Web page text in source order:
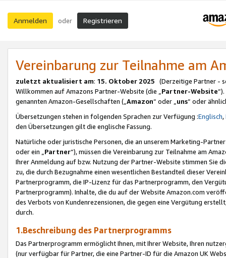
Anmelden oder Registrieren
Vereinbarung zur Teilnahme am
zuletzt aktualisiert am: 15. Oktober 2025 (Derzeitige Partner -
Willkommen auf Amazons Partner-Website (die „Partner-Website
genannten Amazon-Gesellschaften („Amazon“ oder „uns“ oder
Übersetzungen stehen in folgenden Sprachen zur Verfügung :Englisch,
den Übersetzungen gilt die englische Fassung.
Natürliche oder juristische Personen, die an unserem Marketing-
oder ein „Partner“), müssen die Vereinbarung zur Teilnahme am
Ihrer Anmeldung auf bzw. Nutzung der Partner-Website stimmen Sie
zu, die durch Bezugnahme einen wesentlichen Bestandteil dieser
Partnerprogramm, die IP-Lizenz für das Partnerprogramm, den
Partnerprogramm). Inhalte, die du auf der Website Amazon.com
des Verbots von Kundenrezensionen, die gegen eine Vergütung
durch.
1.Beschreibung des Partnerprogramms
Das Partnerprogramm ermöglicht Ihnen, mit Ihrer Website, Ihren
(nur verfügbar für Partner, die eine Partner-ID für die Amazon UK